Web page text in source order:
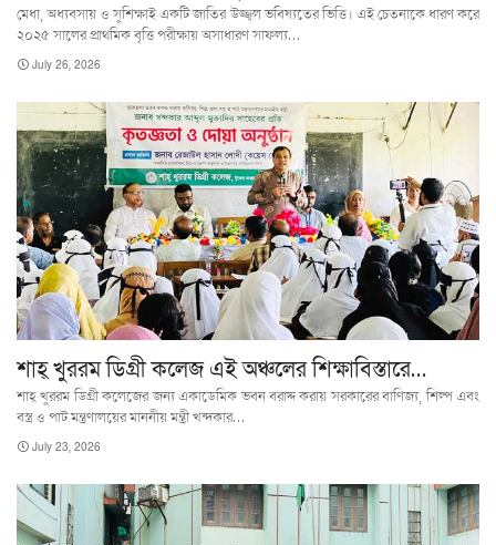
মেধা, অধ্যবসায় ও সুশিক্ষাই একটি জাতির উজ্জ্বল ভবিষ্যতের ভিত্তি। এই চেতনাকে ধারণ করে
২০২৫ সালের প্রাথমিক বৃত্তি পরীক্ষায় অসাধারণ সাফল্য…
July 26, 2026
শাহ্ খুররম ডিগ্রী কলেজ এই অঞ্চলের শিক্ষাবিস্তারে…
শাহ্ খুররম ডিগ্রী কলেজের জন্য একাডেমিক ভবন বরাদ্দ করায় সরকারের বাণিজ্য, শিল্প এবং
বস্ত্র ও পাট মন্ত্রণালয়ের মাননীয় মন্ত্রী খন্দকার…
July 23, 2026